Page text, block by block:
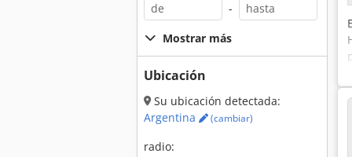
-
Mostrar más
Ubicación
Su ubicación detectada:
Argentina
(cambiar)
radio: